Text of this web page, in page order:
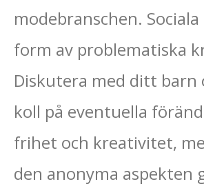
modebranschen.
form av problematiska
Diskutera med ditt barn
koll på eventuella
frihet och kreativitet,
den anonyma aspekten